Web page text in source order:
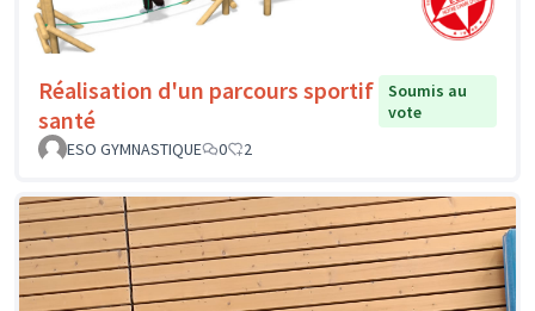
Réalisation d'un parcours sportif
santé
Soumis au
vote
ESO GYMNASTIQUE
0 2